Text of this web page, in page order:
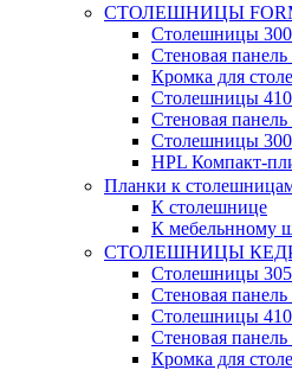
СТОЛЕШНИЦЫ
Столешницы
Стеновая
Кромка для
Столешницы
Стеновая
Столешницы
HPL Компакт-
Планки к
К столешнице
К мебельнному
СТОЛЕШНИЦЫ
Столешницы
Стеновая
Столешницы
Стеновая
Кромка для